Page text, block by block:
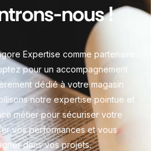
nous !
Expertise comme partenaire
pour un accompagnement
dédié à votre magasin
notre expertise pointue et
métier pour sécuriser votre
vos performances et vous
dans vos projets.